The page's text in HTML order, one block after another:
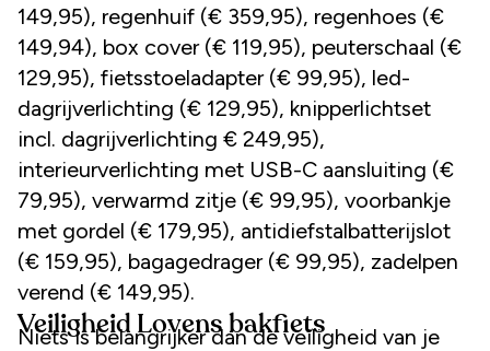
149,95), regenhuif (€ 359,95), regenhoes (€
149,94), box cover (€ 119,95), peuterschaal (€
129,95), fietsstoeladapter (€ 99,95), led-
dagrijverlichting (€ 129,95), knipperlichtset
incl. dagrijverlichting € 249,95),
interieurverlichting met USB-C aansluiting (€
79,95), verwarmd zitje (€ 99,95), voorbankje
met gordel (€ 179,95), antidiefstalbatterijslot
(€ 159,95), bagagedrager (€ 99,95), zadelpen
verend (€ 149,95).
Veiligheid Lovens bakfiets
Niets is belangrijker dan de veiligheid van je